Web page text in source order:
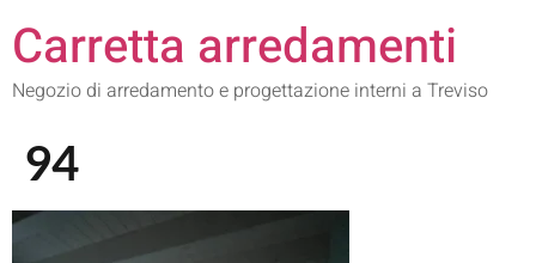
Carretta arredamenti
Negozio di arredamento e progettazione interni a Treviso
94